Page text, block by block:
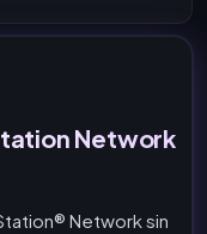
Network
Network sin